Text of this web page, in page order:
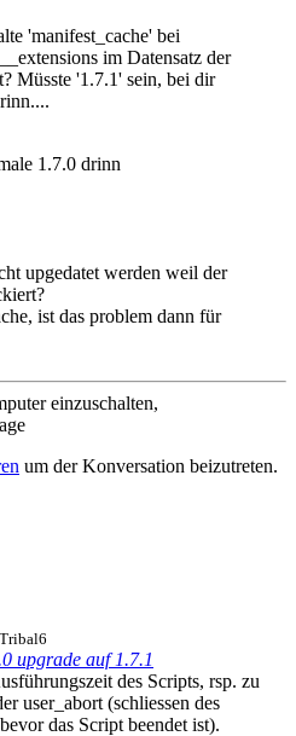
'manifest_cache' bei
im Datensatz der
Müsste '1.7.1' sein, bei dir
1.7.0 drinn
upgedatet werden weil der
ist das problem dann für
einzuschalten,
um der Konversation beizutreten.
Tribal6
upgrade auf 1.7.1
des Scripts, rsp. zu
user_abort (schliessen des
das Script beendet ist).